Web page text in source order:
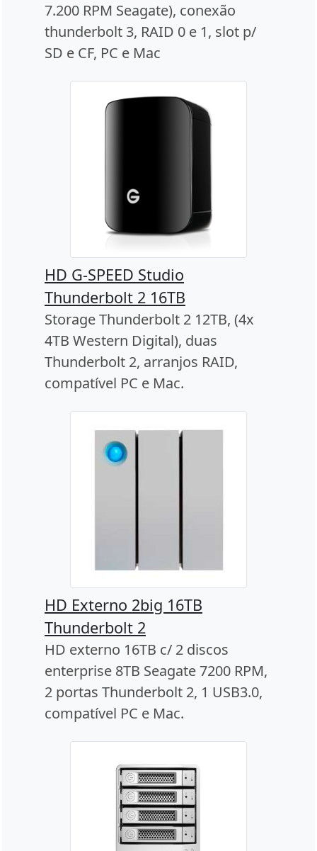
7.200 RPM Seagate), conexão
thunderbolt 3, RAID 0 e 1, slot p/
SD e CF, PC e Mac
HD G-SPEED Studio
Thunderbolt 2 16TB
Storage Thunderbolt 2 12TB, (4x
4TB Western Digital), duas
Thunderbolt 2, arranjos RAID,
compatível PC e Mac.
HD Externo 2big 16TB
Thunderbolt 2
HD externo 16TB c/ 2 discos
enterprise 8TB Seagate 7200 RPM,
2 portas Thunderbolt 2, 1 USB3.0,
compatível PC e Mac.